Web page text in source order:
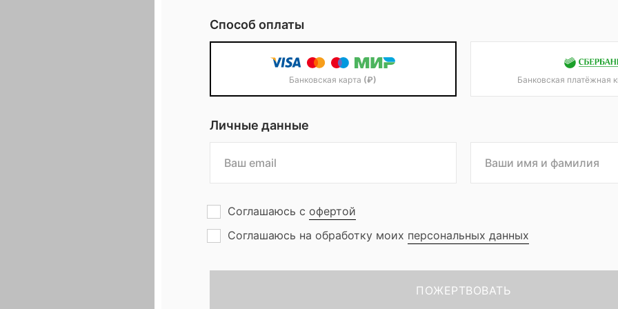
Способ оплаты
Банковская карта (₽) Банковская платёжная
Личные данные
Соглашаюсь с офертой
Соглашаюсь на обработку моих персональных данных